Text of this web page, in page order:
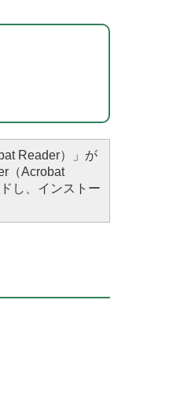
Reader）」が
（Acrobat
し、インストー